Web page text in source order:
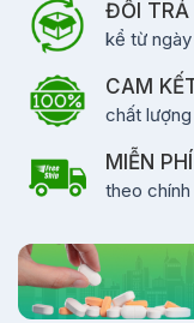
ĐỔI TRẢ
kể từ
CAM
chất
MIỄN
theo